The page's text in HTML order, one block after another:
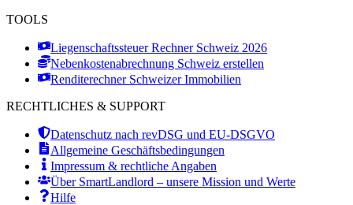
TOOLS
Liegenschaftssteuer Rechner Schweiz 2026
Nebenkostenabrechnung Schweiz erstellen
Renditerechner Schweizer Immobilien
RECHTLICHES & SUPPORT
Datenschutz nach revDSG und EU-DSGVO
Allgemeine Geschäftsbedingungen
Impressum & rechtliche Angaben
Über SmartLandlord – unsere Mission und Werte
Hilfe